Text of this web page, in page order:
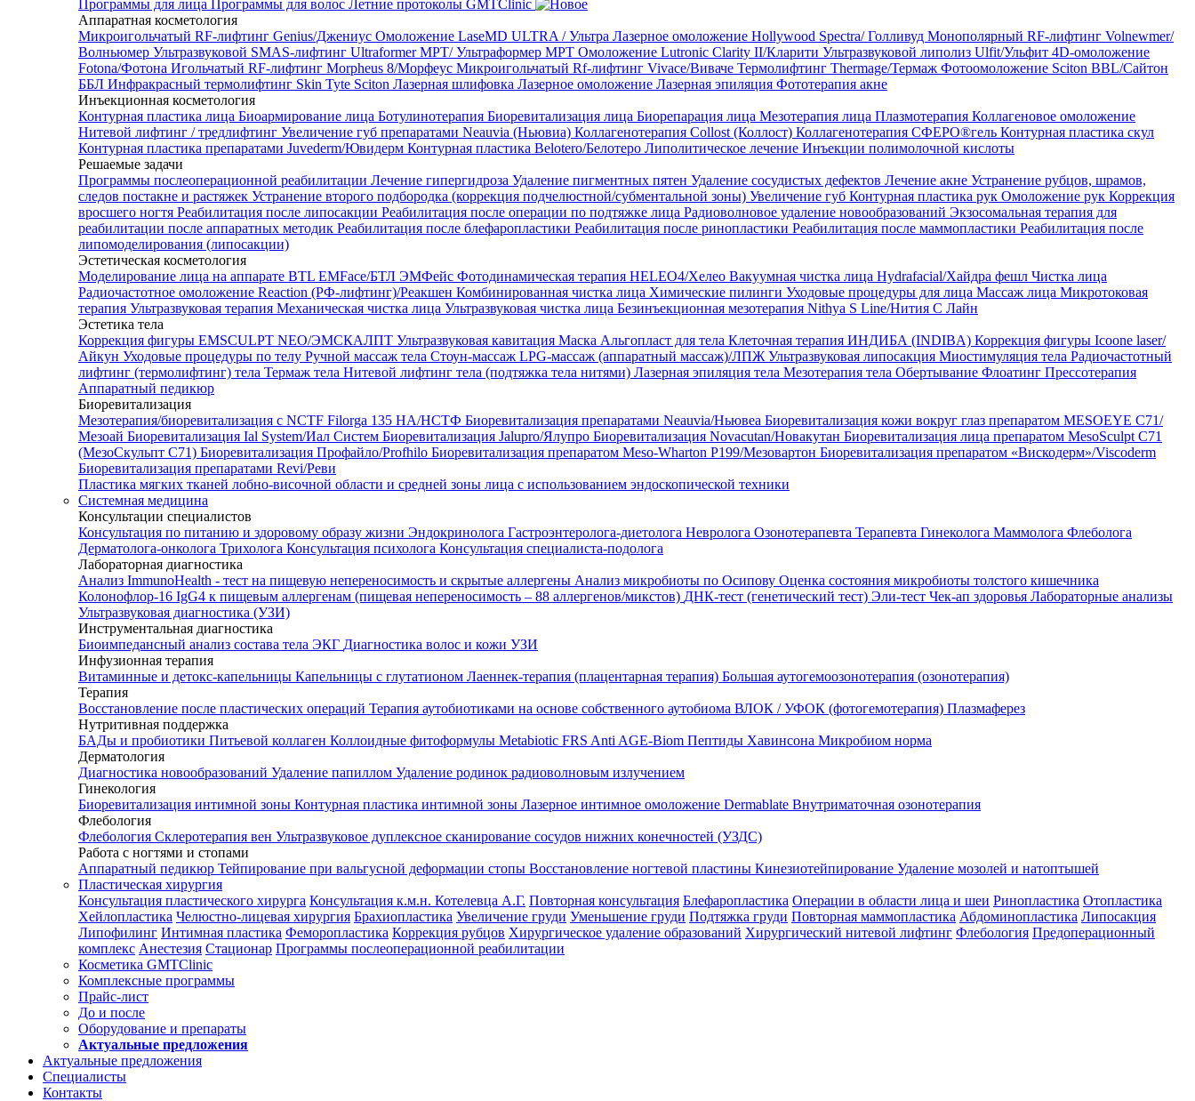
Программы для лица Программы для волос Летние протоколы GMTClinic
Аппаратная косметология
Микроигольчатый RF-лифтинг Genius/Джениус Омоложение LaseMD ULTRA / Ультра Лазерное омоложение Hollywood Spectra/ Голливуд Монополярный RF-лифтинг Volnewmer/
Волньюмер Ультразвуковой SMAS-лифтинг Ultraformer MPT/ Ультраформер MPT Омоложение Lutronic Clarity II/Кларити Ультразвуковой липолиз Ulfit/Ульфит 4D-омоложение
Fotona/Фотона Игольчатый RF-лифтинг Morpheus 8/Морфеус Микроигольчатый Rf-лифтинг Vivace/Виваче Термолифтинг Thermage/Термаж Фотоомоложение Sciton BBL/Сайтон
ББЛ Инфракрасный термолифтинг Skin Tyte Sciton Лазерная шлифовка Лазерное омоложение Лазерная эпиляция Фототерапия акне
Инъекционная косметология
Контурная пластика лица Биоармирование лица Ботулинотерапия Биоревитализация лица Биорепарация лица Мезотерапия лица Плазмотерапия Коллагеновое омоложение
Нитевой лифтинг / тредлифтинг Увеличение губ препаратами Neauvia (Ньювиа) Коллагенотерапия Collost (Коллост) Коллагенотерапия СФЕРО®гель Контурная пластика скул
Контурная пластика препаратами Juvederm/Ювидерм Контурная пластика Belotero/Белотеро Липолитическое лечение Инъекции полимолочной кислоты
Решаемые задачи
Программы послеоперационной реабилитации Лечение гипергидроза Удаление пигментных пятен Удаление сосудистых дефектов Лечение акне Устранение рубцов, шрамов,
следов постакне и растяжек Устранение второго подбородка (коррекция подчелюстной/субментальной зоны) Увеличение губ Контурная пластика рук Омоложение рук Коррекция
вросшего ногтя Реабилитация после липосакции Реабилитация после операции по подтяжке лица Радиоволновое удаление новообразований Экзосомальная терапия для
реабилитации после аппаратных методик Реабилитация после блефаропластики Реабилитация после ринопластики Реабилитация после маммопластики Реабилитация после
липомоделирования (липосакции)
Эстетическая косметология
Моделирование лица на аппарате BTL EMFace/БТЛ ЭМФейс Фотодинамическая терапия HELEO4/Хелео Вакуумная чистка лица Hydrafacial/Хайдра фешл Чистка лица
Радиочастотное омоложение Reaction (РФ-лифтинг)/Реакшен Комбинированная чистка лица Химические пилинги Уходовые процедуры для лица Массаж лица Микротоковая
терапия Ультразвуковая терапия Механическая чистка лица Ультразвуковая чистка лица Безинъекционная мезотерапия Nithya S Line/Нития С Лайн
Эстетика тела
Коррекция фигуры EMSCULPT NEO/ЭМСКАЛПТ Ультразвуковая кавитация Маска Альгопласт для тела Клеточная терапия ИНДИБА (INDIBA) Коррекция фигуры Icoone laser/
Айкун Уходовые процедуры по телу Ручной массаж тела Стоун-массаж LPG-массаж (аппаратный массаж)/ЛПЖ Ультразвуковая липосакция Миостимуляция тела Радиочастотный
лифтинг (термолифтинг) тела Термаж тела Нитевой лифтинг тела (подтяжка тела нитями) Лазерная эпиляция тела Мезотерапия тела Обертывание Флоатинг Прессотерапия
Аппаратный педикюр
Биоревитализация
Мезотерапия/биоревитализация с NCTF Filorga 135 HA/НСТФ Биоревитализация препаратами Neauvia/Ньювеа Биоревитализация кожи вокруг глаз препаратом MESOEYE C71/
Мезоай Биоревитализация Ial System/Иал Систем Биоревитализация Jalupro/Ялупро Биоревитализация Novacutan/Новакутан Биоревитализация лица препаратом MesoSculpt C71
(МезоСкульпт С71) Биоревитализация Профайло/Profhilo Биоревитализация препаратом Meso-Wharton P199/Мезовартон Биоревитализация препаратом «Вискодерм»/Viscoderm
Биоревитализация препаратами Revi/Реви
Пластика мягких тканей лобно-височной области и средней зоны лица с использованием эндоскопической техники
Системная медицина
Консультации специалистов
Консультация по питанию и здоровому образу жизни Эндокринолога Гастроэнтеролога-диетолога Невролога Озонотерапевта Терапевта Гинеколога Маммолога Флеболога
Дерматолога-онколога Трихолога Консультация психолога Консультация специалиста-подолога
Лабораторная диагностика
Анализ ImmunoHealth - тест на пищевую непереносимость и скрытые аллергены Анализ микробиоты по Осипову Оценка состояния микробиоты толстого кишечника
Колонофлор-16 IgG4 к пищевым аллергенам (пищевая непереносимость – 88 аллергенов/микстов) ДНК-тест (генетический тест) Эли-тест Чек-ап здоровья Лабораторные анализы
Ультразвуковая диагностика (УЗИ)
Инструментальная диагностика
Биоимпедансный анализ состава тела ЭКГ Диагностика волос и кожи УЗИ
Инфузионная терапия
Витаминные и детокс-капельницы Капельницы с глутатионом Лаеннек-терапия (плацентарная терапия) Большая аутогемоозонотерапия (озонотерапия)
Терапия
Восстановление после пластических операций Терапия аутобиотиками на основе собственного аутобиома ВЛОК / УФОК (фотогемотерапия) Плазмаферез
Нутритивная поддержка
БАДы и пробиотики Питьевой коллаген Коллоидные фитоформулы Metabiotic FRS Anti AGE-Biom Пептиды Хавинсона Микробиом норма
Дерматология
Диагностика новообразований Удаление папиллом Удаление родинок радиоволновым излучением
Гинекология
Биоревитализация интимной зоны Контурная пластика интимной зоны Лазерное интимное омоложение Dermablate Внутриматочная озонотерапия
Флебология
Флебология Склеротерапия вен Ультразвуковое дуплексное сканирование сосудов нижних конечностей (УЗДС)
Работа с ногтями и стопами
Аппаратный педикюр Тейпирование при вальгусной деформации стопы Восстановление ногтевой пластины Кинезиотейпирование Удаление мозолей и натоптышей
Пластическая хирургия
Консультация пластического хирурга Консультация к.м.н. Котелевца А.Г. Повторная консультация Блефаропластика Операции в области лица и шеи Ринопластика Отопластика
Хейлопластика Челюстно-лицевая хирургия Брахиопластика Увеличение груди Уменьшение груди Подтяжка груди Повторная маммопластика Абдоминопластика Липосакция
Липофилинг Интимная пластика Феморопластика Коррекция рубцов Хирургическое удаление образований Хирургический нитевой лифтинг Флебология Предоперационный
комплекс Анестезия Стационар Программы послеоперационной реабилитации
Косметика GMTClinic
Комплексные программы
Прайс-лист
До и после
Оборудование и препараты
Актуальные предложения
Актуальные предложения
Специалисты
Контакты